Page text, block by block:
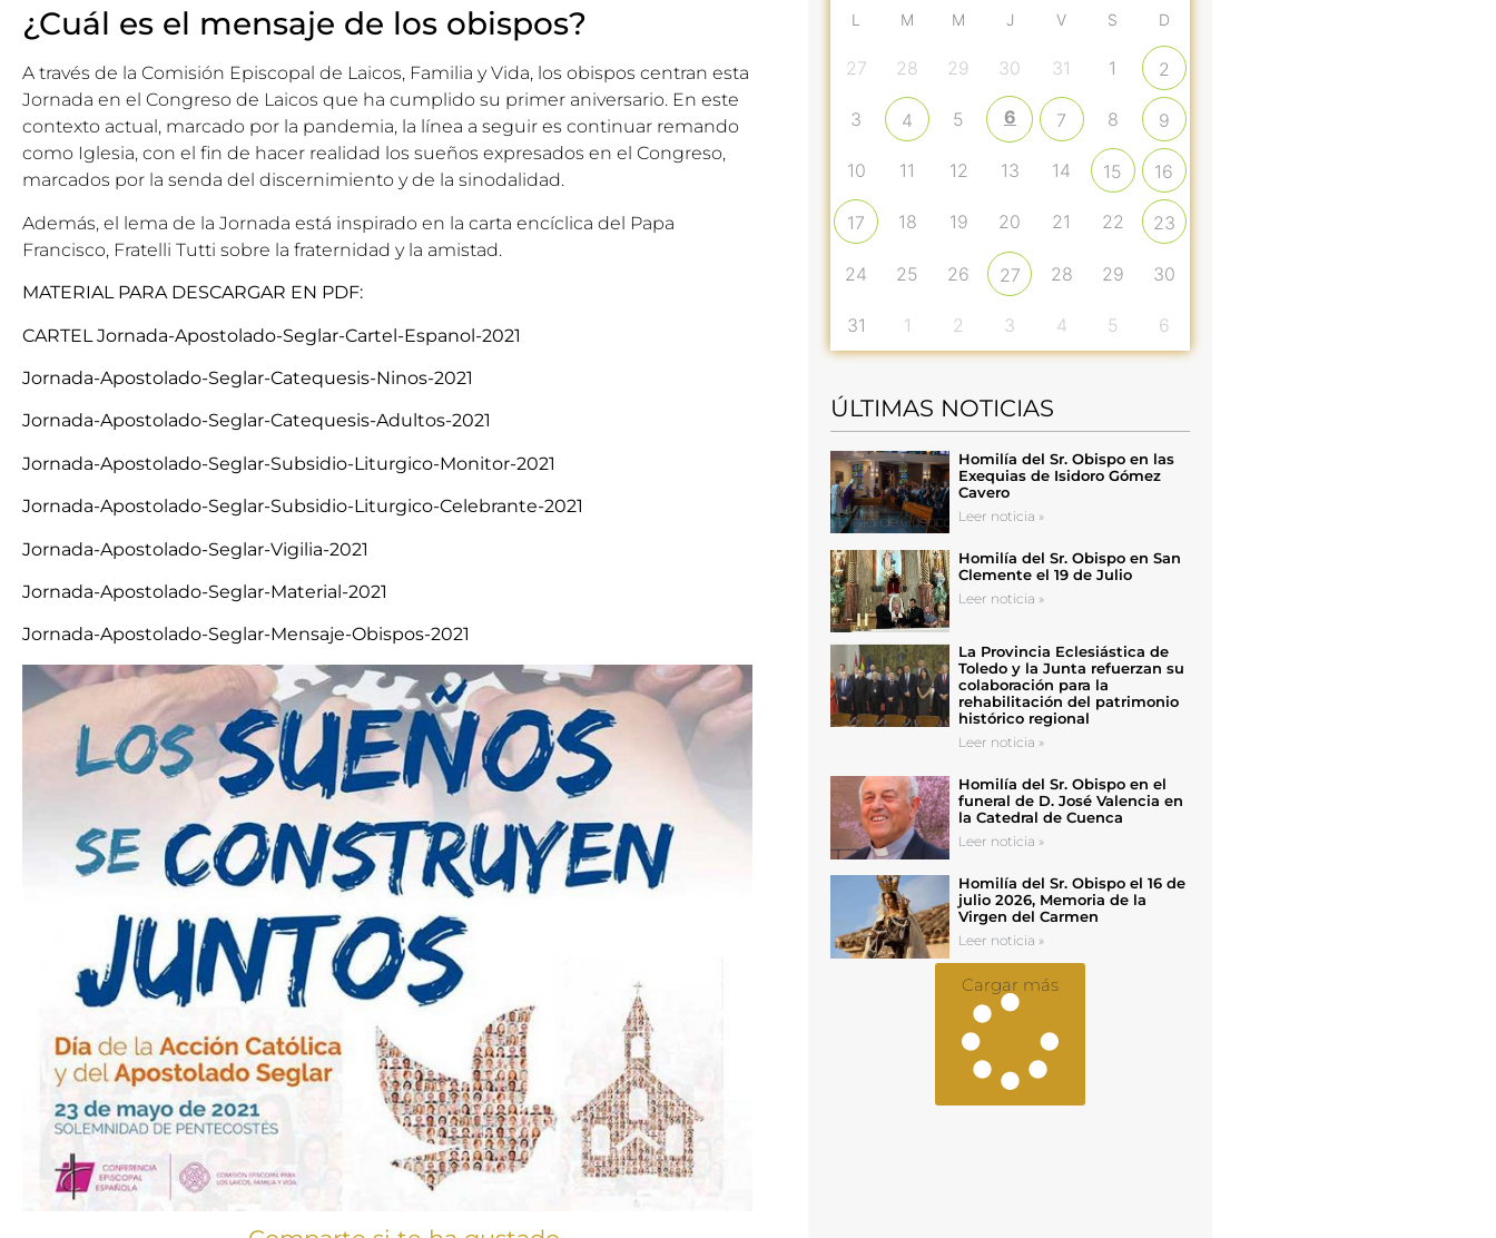
¿Cuál es el mensaje de los obispos?
A través de la Comisión Episcopal de Laicos, Familia y Vida, los obispos centran esta
Jornada en el Congreso de Laicos que ha cumplido su primer aniversario. En este
contexto actual, marcado por la pandemia, la línea a seguir es continuar remando
como Iglesia, con el fin de hacer realidad los sueños expresados en el Congreso,
marcados por la senda del discernimiento y de la sinodalidad.
Además, el lema de la Jornada está inspirado en la carta encíclica del Papa
Francisco, Fratelli Tutti sobre la fraternidad y la amistad.
MATERIAL PARA DESCARGAR EN PDF:
CARTEL Jornada-Apostolado-Seglar-Cartel-Espanol-2021
Jornada-Apostolado-Seglar-Catequesis-Ninos-2021
Jornada-Apostolado-Seglar-Catequesis-Adultos-2021
Jornada-Apostolado-Seglar-Subsidio-Liturgico-Monitor-2021
Jornada-Apostolado-Seglar-Subsidio-Liturgico-Celebrante-2021
Jornada-Apostolado-Seglar-Vigilia-2021
Jornada-Apostolado-Seglar-Material-2021
Jornada-Apostolado-Seglar-Mensaje-Obispos-2021
L M M J V S D
27 28 29 30 31 1 2
3 4 5 6 7 8 9
10 11 12 13 14 15 16
17 18 19 20 21 22 23
24 25 26 27 28 29 30
31 1 2 3 4 5 6
ÚLTIMAS NOTICIAS
Homilía del Sr. Obispo en las
Exequias de Isidoro Gómez
Cavero
Leer noticia »
Homilía del Sr. Obispo en San
Clemente el 19 de Julio
Leer noticia »
La Provincia Eclesiástica de
Toledo y la Junta refuerzan su
colaboración para la
rehabilitación del patrimonio
histórico regional
Leer noticia »
Homilía del Sr. Obispo en el
funeral de D. José Valencia en
la Catedral de Cuenca
Leer noticia »
Homilía del Sr. Obispo el 16 de
julio 2026, Memoria de la
Virgen del Carmen
Leer noticia »
Cargar más